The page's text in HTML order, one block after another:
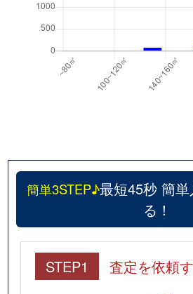
簡単3STEP♪最短45秒 簡
る！
STEP1 査定を依頼